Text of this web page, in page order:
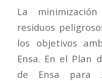
La
residuos
los objetivos
Ensa. En el Plan
de Ensa para